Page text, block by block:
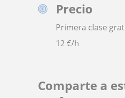
Precio
Primera clase
12€/h
Comparte a